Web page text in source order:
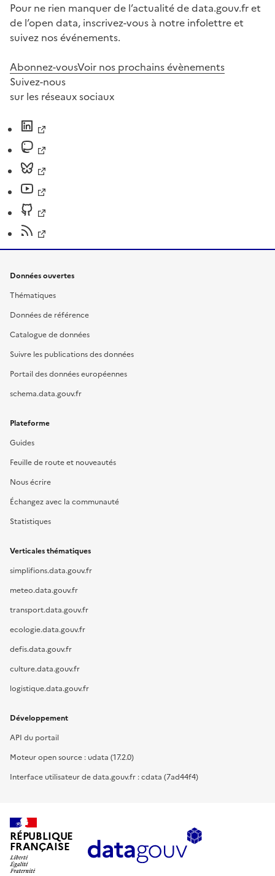
Pour ne rien manquer de l’actualité de data.gouv.fr et
de l’open data, inscrivez-vous à notre infolettre et
suivez nos événements.
Abonnez-vousVoir nos prochains évènements
Suivez-nous
sur les réseaux sociaux
Données ouvertes
Thématiques
Données de référence
Catalogue de données
Suivre les publications des données
Portail des données européennes
schema.data.gouv.fr
Plateforme
Guides
Feuille de route et nouveautés
Nous écrire
Échangez avec la communauté
Statistiques
Verticales thématiques
simplifions.data.gouv.fr
meteo.data.gouv.fr
transport.data.gouv.fr
ecologie.data.gouv.fr
defis.data.gouv.fr
culture.data.gouv.fr
logistique.data.gouv.fr
Développement
API du portail
Moteur open source : udata (17.2.0)
Interface utilisateur de data.gouv.fr : cdata (7ad44f4)
RÉPUBLIQUE
FRANÇAISE